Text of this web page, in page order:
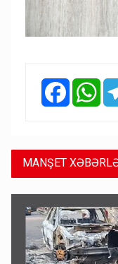
Facebook
MANŞET